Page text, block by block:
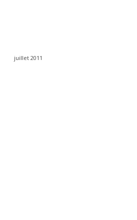
juillet 2011